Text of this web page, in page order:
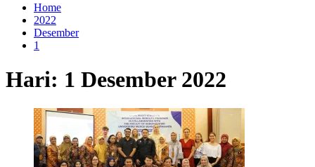
Home
2022
Desember
1
Hari: 1 Desember 2022